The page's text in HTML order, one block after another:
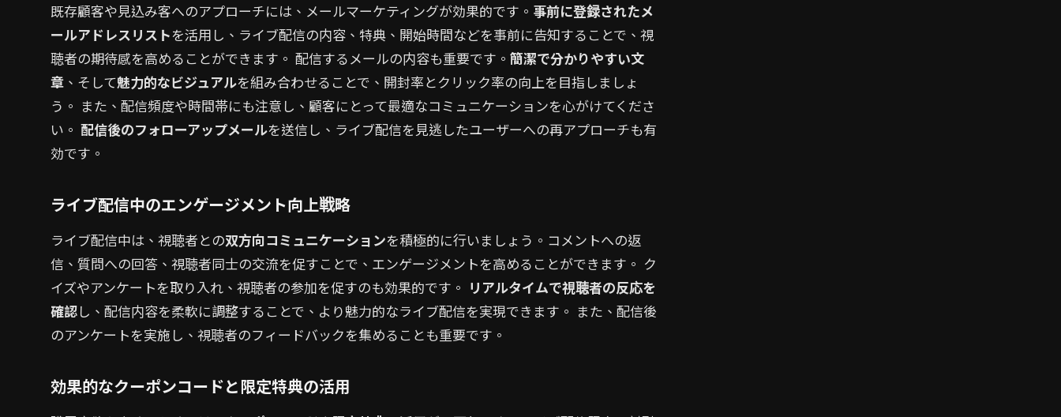
既存顧客や見込み客へのアプローチには、メールマーケティングが効果的です。 事前に登録されたメ
ールアドレスリストを活用し、ライブ配信の内容、特典、開始時間などを事前に告知することで、視
聴者の期待感を高めることができます。 配信するメールの内容も重要です。 簡潔で分かりやすい文
章 、そして魅力的なビジュアルを組み合わせることで、開封率とクリック率の向上を目指しましょ
う。 また、配信頻度や時間帯にも注意し、顧客にとって最適なコミュニケーションを心がけてくださ
い。 配信後のフォローアップメールを送信し、ライブ配信を見逃したユーザーへの再アプローチも有
効です。
ライブ配信中のエンゲージメント向上戦略
ライブ配信中は、視聴者との双方向コミュニケーションを積極的に行いましょう。コメントへの返
信、質問への回答、視聴者同士の交流を促すことで、エンゲージメントを高めることができます。 ク
イズやアンケートを取り入れ、視聴者の参加を促すのも効果的です。 リアルタイムで視聴者の反応を
確認し、配信内容を柔軟に調整することで、より魅力的なライブ配信を実現できます。 また、配信後
のアンケートを実施し、視聴者のフィードバックを集めることも重要です。
効果的なクーポンコードと限定特典の活用